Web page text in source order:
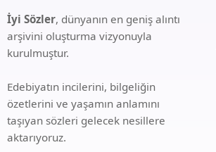
İyi Sözler, dünyanın en geniş alıntı
arşivini oluşturma vizyonuyla
kurulmuştur.
Edebiyatın incilerini, bilgeliğin
özetlerini ve yaşamın anlamını
taşıyan sözleri gelecek nesillere
aktarıyoruz.